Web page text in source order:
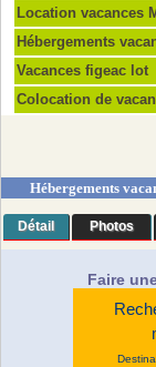
Location vacances
Hébergements
Vacances figeac lot
Colocation de
Hébergements
Détail Photos
Faire